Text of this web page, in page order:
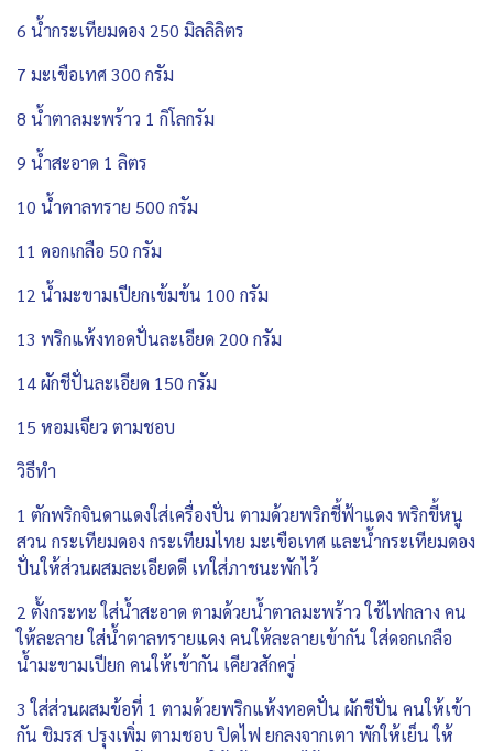
6 น้ำกระเทียมดอง 250 มิลลิลิตร
7 มะเขือเทศ 300 กรัม
8 น้ำตาลมะพร้าว 1 กิโลกรัม
9 น้ำสะอาด 1 ลิตร
10 น้ำตาลทราย 500 กรัม
11 ดอกเกลือ 50 กรัม
12 น้ำมะขามเปียกเข้มข้น 100 กรัม
13 พริกแห้งทอดปั่นละเอียด 200 กรัม
14 ผักชีปั่นละเอียด 150 กรัม
15 หอมเจียว ตามชอบ
วิธีทำ
1 ตักพริกจินดาแดงใส่เครื่องปั่น ตามด้วยพริกชี้ฟ้าแดง พริกขี้หนู
สวน กระเทียมดอง กระเทียมไทย มะเขือเทศ และน้ำกระเทียมดอง
ปั่นให้ส่วนผสมละเอียดดี เทใส่ภาชนะพักไว้
2 ตั้งกระทะ ใส่น้ำสะอาด ตามด้วยน้ำตาลมะพร้าว ใช้ไฟกลาง คน
ให้ละลาย ใส่น้ำตาลทรายแดง คนให้ละลายเข้ากัน ใส่ดอกเกลือ
น้ำมะขามเปียก คนให้เข้ากัน เคียวสักครู่
3 ใส่ส่วนผสมข้อที่ 1 ตามด้วยพริกแห้งทอดปั่น ผักชีปั่น คนให้เข้า
กัน ชิมรส ปรุงเพิ่ม ตามชอบ ปิดไฟ ยกลงจากเตา พักให้เย็น ให้